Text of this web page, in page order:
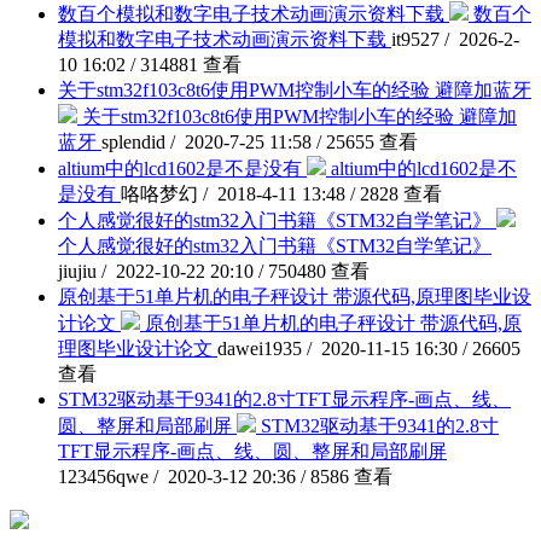
数百个模拟和数字电子技术动画演示资料下载
数百个
模拟和数字电子技术动画演示资料下载 it9527 / 2026-2-
10 16:02 / 314881 查看
关于stm32f103c8t6使用PWM控制小车的经验 避障加蓝牙
关于stm32f103c8t6使用PWM控制小车的经验 避障加
蓝牙 splendid / 2020-7-25 11:58 / 25655 查看
altium中的lcd1602是不是没有
altium中的lcd1602是不
是没有 咯咯梦幻 / 2018-4-11 13:48 / 2828 查看
个人感觉很好的stm32入门书籍《STM32自学笔记》
个人感觉很好的stm32入门书籍《STM32自学笔记》
jiujiu / 2022-10-22 20:10 / 750480 查看
原创基于51单片机的电子秤设计 带源代码,原理图毕业设
计论文
原创基于51单片机的电子秤设计 带源代码,原
理图毕业设计论文 dawei1935 / 2020-11-15 16:30 / 26605
查看
STM32驱动基于9341的2.8寸TFT显示程序-画点、线、
圆、整屏和局部刷屏
STM32驱动基于9341的2.8寸
TFT显示程序-画点、线、圆、整屏和局部刷屏
123456qwe / 2020-3-12 20:36 / 8586 查看